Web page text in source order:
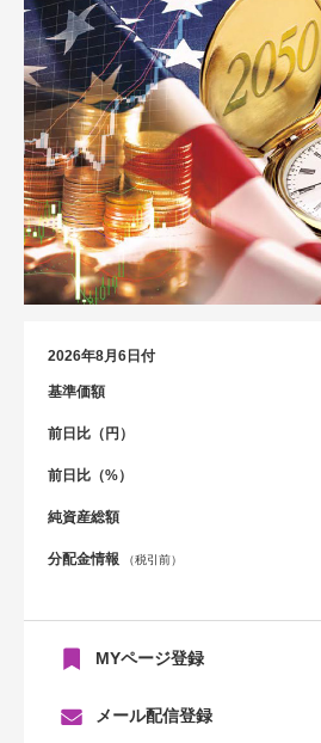
2026年8月6日付
基準価額
前日比（円）
前日比（%）
純資産総額
分配金情報 （税引前）
MYページ登録
メール配信登録